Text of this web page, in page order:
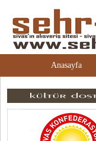
Anasayfa